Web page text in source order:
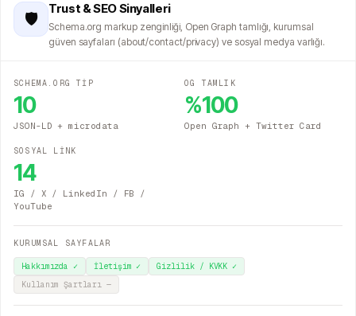
🛡️
Trust & SEO Sinyalleri
Schema.org markup zenginliği, Open Graph tamlığı, kurumsal
güven sayfaları (about/contact/privacy) ve sosyal medya varlığı.
SCHEMA.ORG TİP
10
JSON-LD + microdata
OG TAMLIK
%100
Open Graph + Twitter Card
SOSYAL LİNK
14
IG / X / LinkedIn / FB /
YouTube
KURUMSAL SAYFALAR
Hakkımızda ✓ İletişim ✓ Gizlilik / KVKK ✓
Kullanım Şartları —